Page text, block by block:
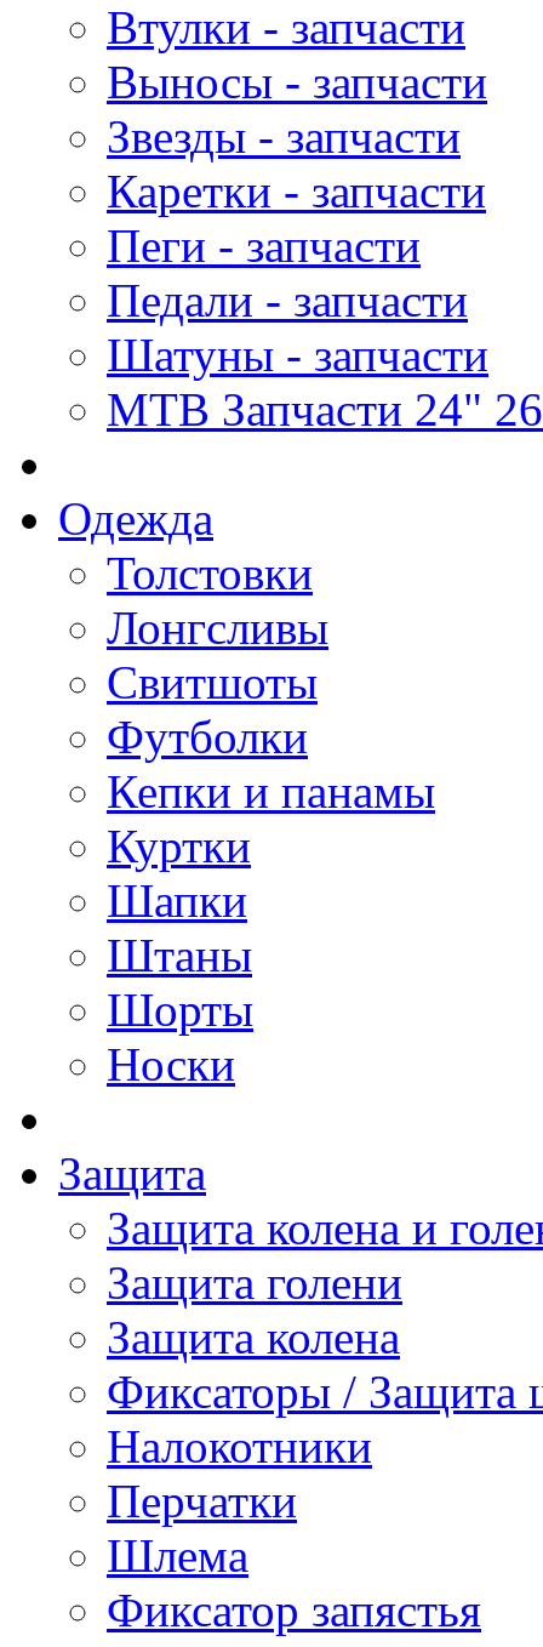
Втулки - запчасти
Выносы - запчасти
Звезды - запчасти
Каретки - запчасти
Пеги - запчасти
Педали - запчасти
Шатуны - запчасти
MTB Запчасти 24"
Одежда
Толстовки
Лонгсливы
Свитшоты
Футболки
Кепки и панамы
Куртки
Шапки
Штаны
Шорты
Носки
Защита
Защита колена и
Защита голени
Защита колена
Фиксаторы / Защита
Налокотники
Перчатки
Шлема
Фиксатор запястья